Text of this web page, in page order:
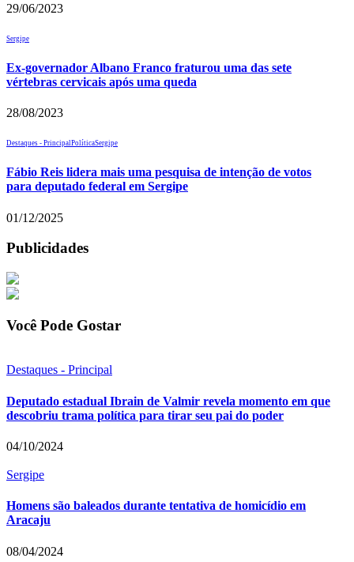
29/06/2023
Sergipe
Ex-governador Albano Franco fraturou uma das sete
vértebras cervicais após uma queda
28/08/2023
Destaques - PrincipalPolíticaSergipe
Fábio Reis lidera mais uma pesquisa de intenção de votos
para deputado federal em Sergipe
01/12/2025
Publicidades
Você Pode Gostar
Destaques - Principal
Deputado estadual Ibrain de Valmir revela momento em que
descobriu trama política para tirar seu pai do poder
04/10/2024
Sergipe
Homens são baleados durante tentativa de homicídio em
Aracaju
08/04/2024